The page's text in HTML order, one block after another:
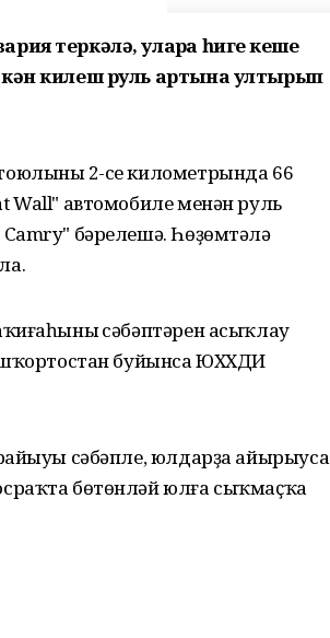
теркәлә, уларҙа һигеҙ кеше
килеш руль артына ултырып
2-се километрында 66
Wall" автомобиле менән руль
бәрелешә. Һөҙөмтәлә
сәбәптәрен асыҡлау
буйынса ЮХХДИ
сәбәпле, юлдарҙа айырыуса
бөтөнләй юлға сыҡмаҫҡа